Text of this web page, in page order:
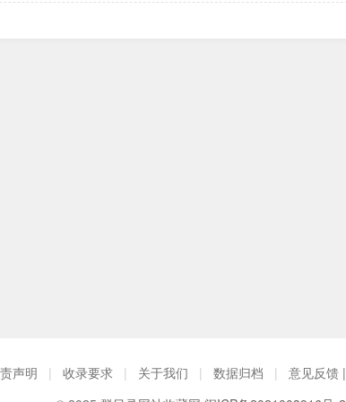
声明 | 收录要求 | 关于我们 | 数据归档 | 意见反馈 |